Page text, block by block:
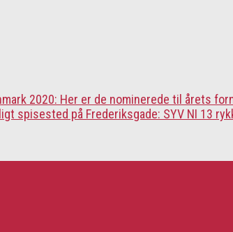
2020: Her er de nominerede til årets
spisested på Frederiksgade: SYV NI 13